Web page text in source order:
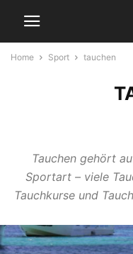
Home Sport tauchen
Tauchen gehört
Sportart – viele
Tauchkurse und